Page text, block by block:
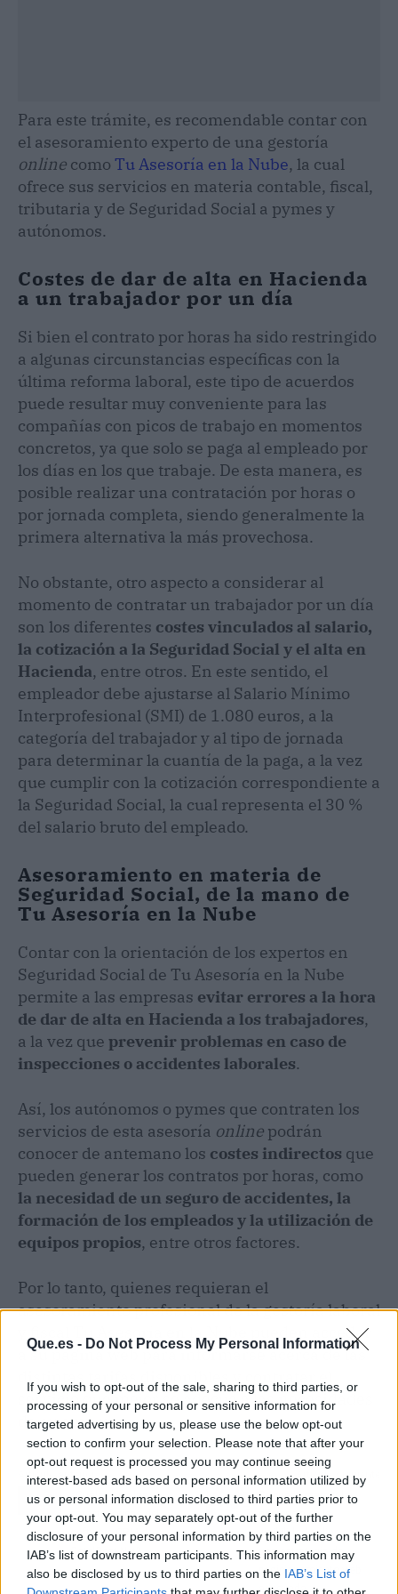
Que.es - Do Not Process My Personal Information
If you wish to opt-out of the sale, sharing to third parties, or
processing of your personal or sensitive information for
targeted advertising by us, please use the below opt-out
section to confirm your selection. Please note that after your
opt-out request is processed you may continue seeing
interest-based ads based on personal information utilized by
us or personal information disclosed to third parties prior to
your opt-out. You may separately opt-out of the further
disclosure of your personal information by third parties on the
IAB’s list of downstream participants. This information may
also be disclosed by us to third parties on the IAB’s List of
Para este trámite, es recomendable contar con
el asesoramiento experto de una gestoría
online como Tu Asesoría en la Nube, la cual
ofrece sus servicios en materia contable, fiscal,
tributaria y de Seguridad Social a pymes y
autónomos.
Costes de dar de alta en Hacienda
a un trabajador por un día
Si bien el contrato por horas ha sido restringido
a algunas circunstancias específicas con la
última reforma laboral, este tipo de acuerdos
puede resultar muy conveniente para las
compañías con picos de trabajo en momentos
concretos, ya que solo se paga al empleado por
los días en los que trabaje. De esta manera, es
posible realizar una contratación por horas o
por jornada completa, siendo generalmente la
primera alternativa la más provechosa.
No obstante, otro aspecto a considerar al
momento de contratar un trabajador por un día
son los diferentes costes vinculados al salario,
la cotización a la Seguridad Social y el alta en
Hacienda, entre otros. En este sentido, el
empleador debe ajustarse al Salario Mínimo
Interprofesional (SMI) de 1.080 euros, a la
categoría del trabajador y al tipo de jornada
para determinar la cuantía de la paga, a la vez
que cumplir con la cotización correspondiente a
la Seguridad Social, la cual representa el 30 %
del salario bruto del empleado.
Asesoramiento en materia de
Seguridad Social, de la mano de
Tu Asesoría en la Nube
Contar con la orientación de los expertos en
Seguridad Social de Tu Asesoría en la Nube
permite a las empresas evitar errores a la hora
de dar de alta en Hacienda a los trabajadores,
a la vez que prevenir problemas en caso de
inspecciones o accidentes laborales.
Así, los autónomos o pymes que contraten los
servicios de esta asesoría online podrán
conocer de antemano los costes indirectos que
pueden generar los contratos por horas, como
la necesidad de un seguro de accidentes, la
formación de los empleados y la utilización de
equipos propios, entre otros factores.
Por lo tanto, quienes requieran el
asesoramiento profesional de la gestoría laboral
y fiscal Tu Asesoría en la Nube pueden acceder
a su página web para informarse acerca de las
servicio que mejor se adecúe a las necesidades
de su empresa.
Artículo anterior
¿Cuáles son las
características del
software CRM de
GotelGest.Net?
Artículo siguiente
Se puede marcar la
diferencia en la
visibilidad online con
una estrategia de
posicionamiento web
adecuada